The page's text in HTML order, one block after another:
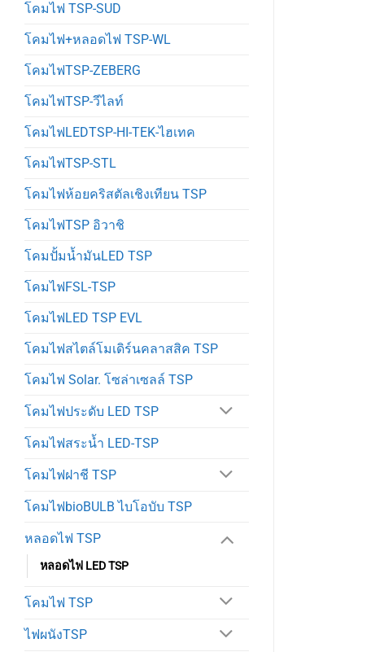
โคมไฟ TSP-SUD
โคมไฟ+หลอดไฟ TSP-WL
โคมไฟTSP-ZEBERG
โคมไฟTSP-วีไลท์
โคมไฟLEDTSP-HI-TEK-ไฮเทค
โคมไฟTSP-STL
โคมไฟห้อยคริสตัลเชิงเทียน TSP
โคมไฟTSP อิวาชิ
โคมปั้มน้ำมันLED TSP
โคมไฟFSL-TSP
โคมไฟLED TSP EVL
โคมไฟสไตล์โมเดิร์นคลาสสิค TSP
โคมไฟ Solar. โซล่าเซลล์ TSP
โคมไฟประดับ LED TSP
โคมไฟสระน้ำ LED-TSP
โคมไฟฝาชี TSP
โคมไฟbioBULB ไบโอบับ TSP
หลอดไฟ TSP
หลอดไฟ LED TSP
โคมไฟ TSP
ไฟผนังTSP